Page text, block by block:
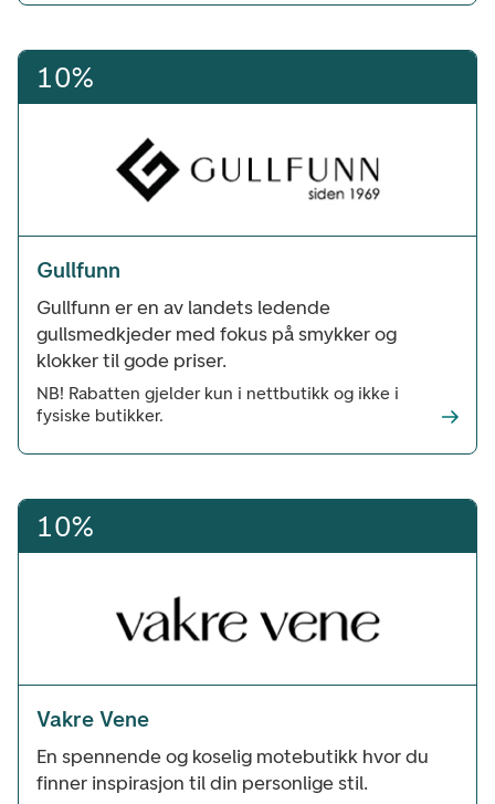
10%
Gullfunn
Gullfunn er en av landets ledende
gullsmedkjeder med fokus på smykker og
klokker til gode priser.
NB! Rabatten gjelder kun i nettbutikk og ikke i
fysiske butikker.
10%
Vakre Vene
En spennende og koselig motebutikk hvor du
finner inspirasjon til din personlige stil.